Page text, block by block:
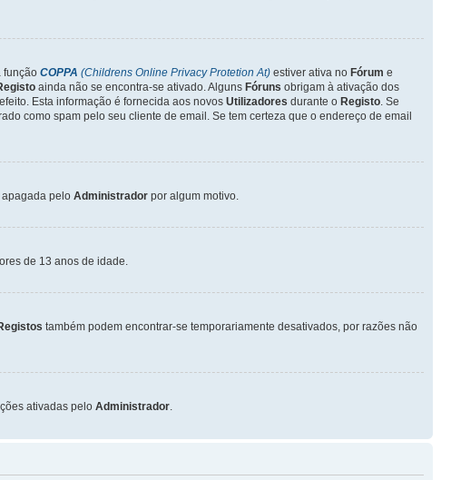
função COPPA (Childrens Online Privacy Protetion At) estiver ativa no Fórum e
ainda não se encontra-se ativado. Alguns Fóruns obrigam à ativação dos
Esta informação é fornecida aos novos Utilizadores durante o Registo. Se
como spam pelo seu cliente de email. Se tem certeza que o endereço de email
apagada pelo Administrador por algum motivo.
de 13 anos de idade.
também podem encontrar-se temporariamente desativados, por razões não
ativadas pelo Administrador.